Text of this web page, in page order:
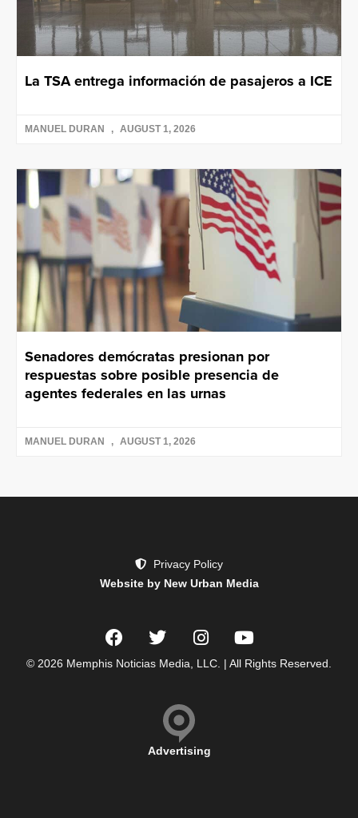
La TSA entrega información de pasajeros a ICE
MANUEL DURAN AUGUST 1, 2026
Senadores demócratas presionan por
respuestas sobre posible presencia de
agentes federales en las urnas
MANUEL DURAN AUGUST 1, 2026
Privacy Policy
Website by New Urban Media
© 2026 Memphis Noticias Media, LLC. | All Rights Reserved.
Advertising